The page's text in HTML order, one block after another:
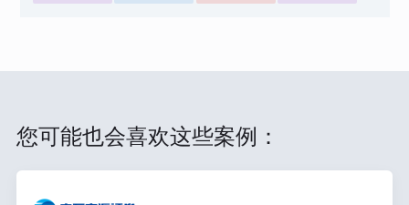
您可能也会喜欢这些案例：